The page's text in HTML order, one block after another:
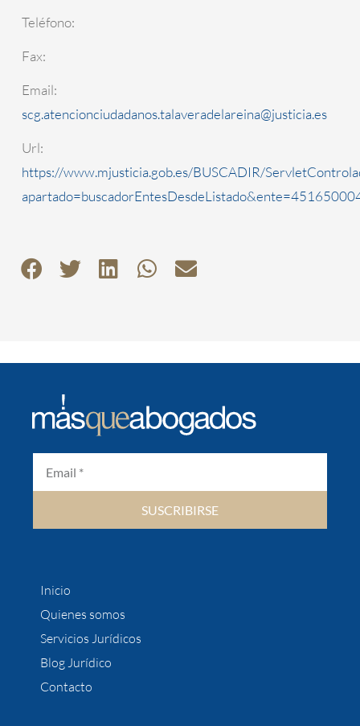
Teléfono:
Fax:
Email:
scg.atencionciudadanos.talaveradelareina@justicia.es
Url:
https://www.mjusticia.gob.es/BUSCADIR/
SUSCRIBIRSE
Inicio
Quienes somos
Servicios Jurídicos
Blog Jurídico
Contacto